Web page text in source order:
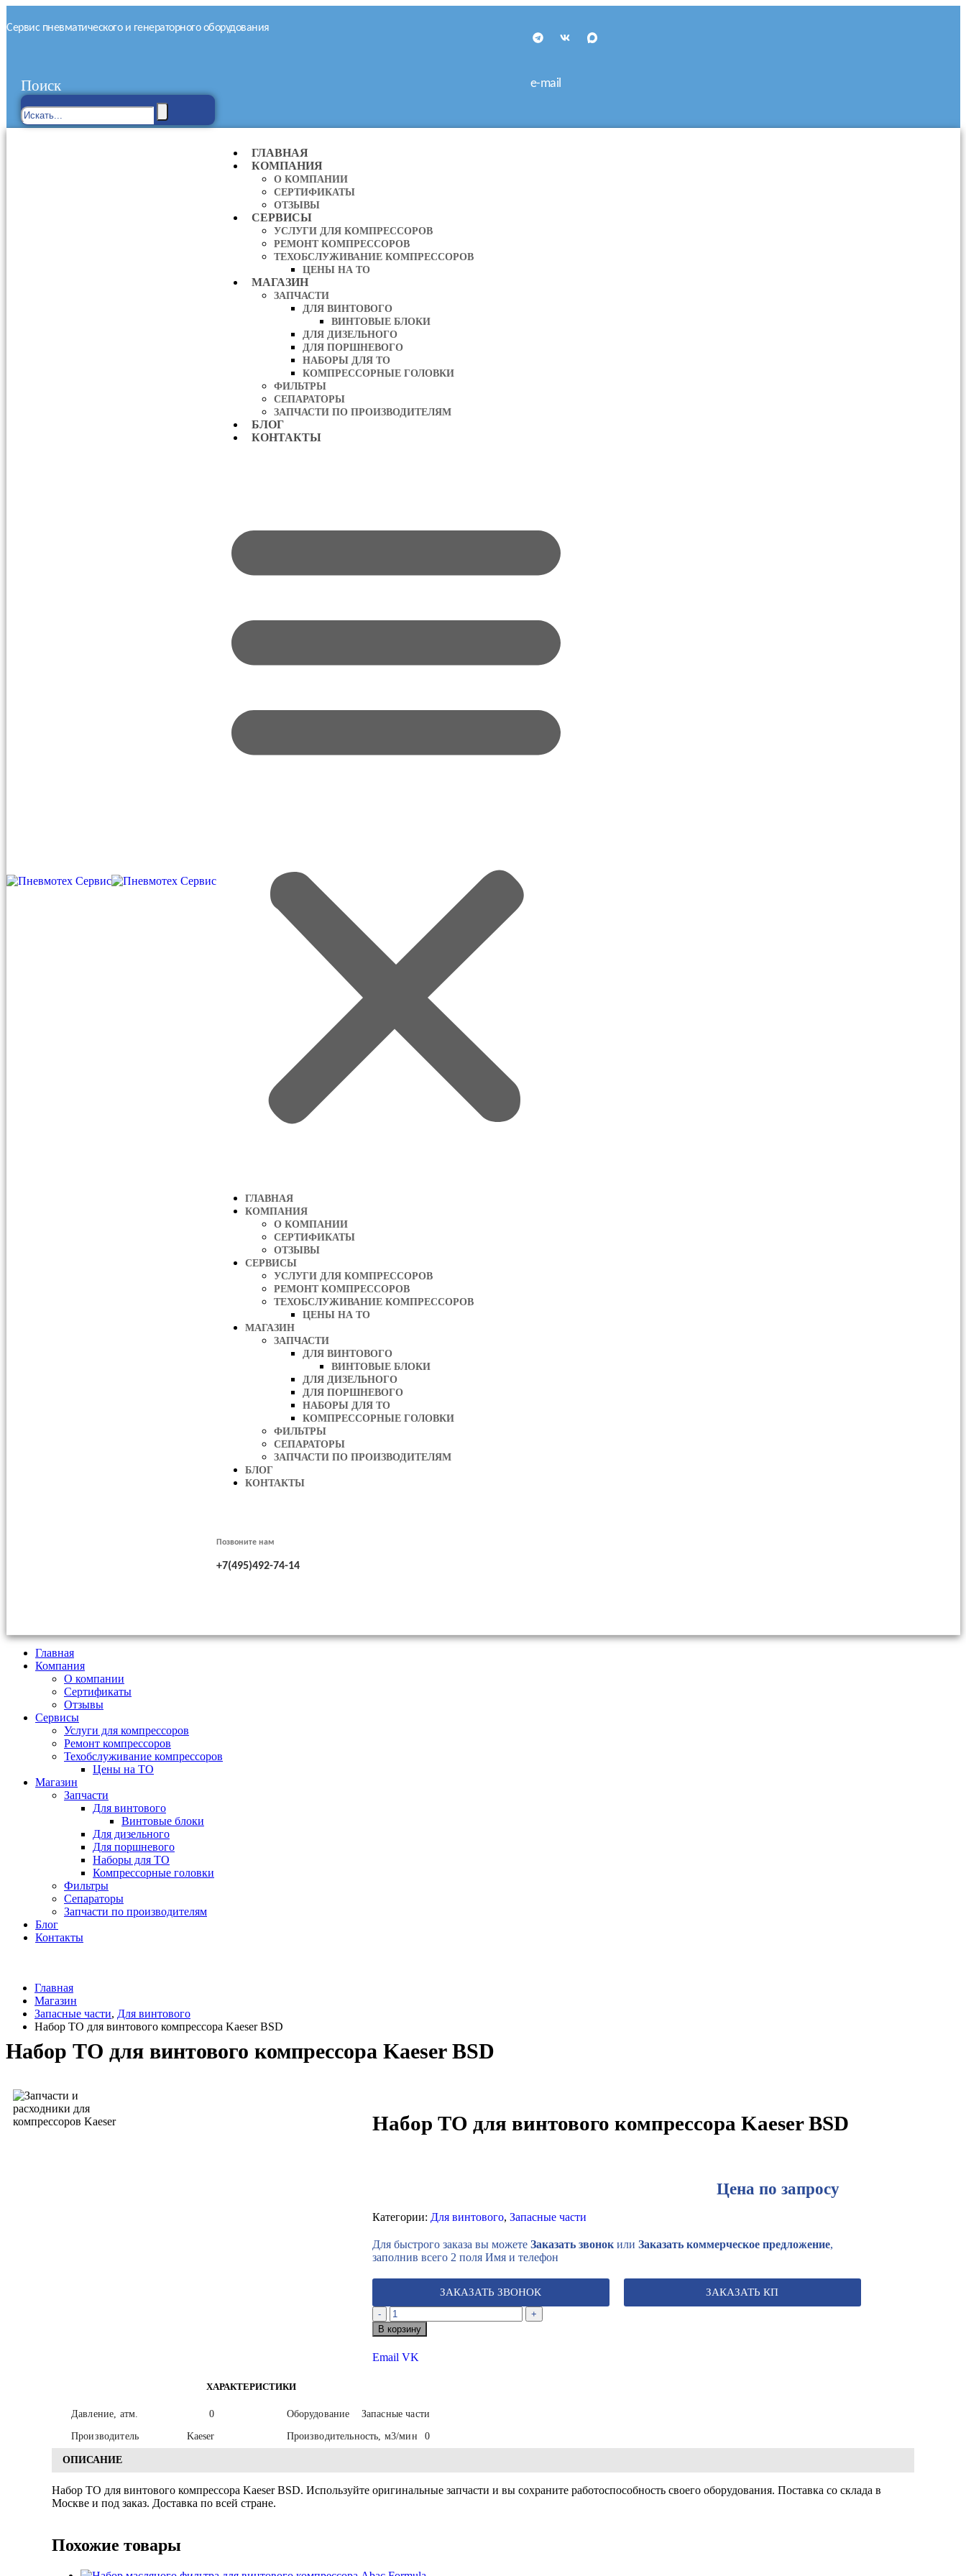
Сервис пневматического и генераторного оборудования
Поиск e-mail
ГЛАВНАЯ
КОМПАНИЯ
О КОМПАНИИ
СЕРТИФИКАТЫ
ОТЗЫВЫ
СЕРВИСЫ
УСЛУГИ ДЛЯ КОМПРЕССОРОВ
РЕМОНТ КОМПРЕССОРОВ
ТЕХОБСЛУЖИВАНИЕ КОМПРЕССОРОВ
ЦЕНЫ НА ТО
МАГАЗИН
ЗАПЧАСТИ
ДЛЯ ВИНТОВОГО
ВИНТОВЫЕ БЛОКИ
ДЛЯ ДИЗЕЛЬНОГО
ДЛЯ ПОРШНЕВОГО
НАБОРЫ ДЛЯ ТО
КОМПРЕССОРНЫЕ ГОЛОВКИ
ФИЛЬТРЫ
СЕПАРАТОРЫ
ЗАПЧАСТИ ПО ПРОИЗВОДИТЕЛЯМ
БЛОГ
КОНТАКТЫ
ГЛАВНАЯ
КОМПАНИЯ
О КОМПАНИИ
СЕРТИФИКАТЫ
ОТЗЫВЫ
СЕРВИСЫ
УСЛУГИ ДЛЯ КОМПРЕССОРОВ
РЕМОНТ КОМПРЕССОРОВ
ТЕХОБСЛУЖИВАНИЕ КОМПРЕССОРОВ
ЦЕНЫ НА ТО
МАГАЗИН
ЗАПЧАСТИ
ДЛЯ ВИНТОВОГО
ВИНТОВЫЕ БЛОКИ
ДЛЯ ДИЗЕЛЬНОГО
ДЛЯ ПОРШНЕВОГО
НАБОРЫ ДЛЯ ТО
КОМПРЕССОРНЫЕ ГОЛОВКИ
ФИЛЬТРЫ
СЕПАРАТОРЫ
ЗАПЧАСТИ ПО ПРОИЗВОДИТЕЛЯМ
БЛОГ
КОНТАКТЫ
Позвоните нам
+7(495)492-74-14
Главная
Компания
О компании
Сертификаты
Отзывы
Сервисы
Услуги для компрессоров
Ремонт компрессоров
Техобслуживание компрессоров
Цены на ТО
Магазин
Запчасти
Для винтового
Винтовые блоки
Для дизельного
Для поршневого
Наборы для ТО
Компрессорные головки
Фильтры
Сепараторы
Запчасти по производителям
Блог
Контакты
Главная
Магазин
Запасные части, Для винтового
Набор ТО для винтового компрессора Kaeser BSD
Набор ТО для винтового компрессора Kaeser BSD
Набор ТО для винтового компрессора Kaeser BSD
Цена по запросу
Категории: Для винтового, Запасные части
Для быстрого заказа вы можете Заказать звонокили Заказать коммерческое предложение,
заполнив всего 2 поля Имя и телефон
ЗАКАЗАТЬ ЗВОНОК ЗАКАЗАТЬ КП
-
+
В корзину
Email VK
ХАРАКТЕРИСТИКИ
Давление, атм. 0 Оборудование Запасные части
Производитель Kaeser Производительность, м3/мин 0
ОПИСАНИЕ
Набор ТО для винтового компрессора Kaeser BSD. Используйте оригинальные запчасти и вы сохраните работоспособность своего оборудования. Поставка со склада в
Москве и под заказ. Доставка по всей стране.
Похожие товары